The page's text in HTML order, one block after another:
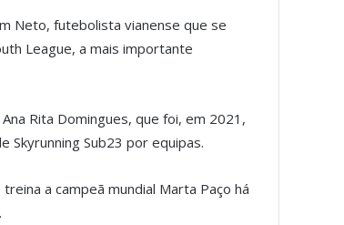
Neto, futebolista vianense que se
League, a mais importante
Rita Domingues, que foi, em 2021,
Skyrunning Sub23 por equipas.
a campeã mundial Marta Paço há